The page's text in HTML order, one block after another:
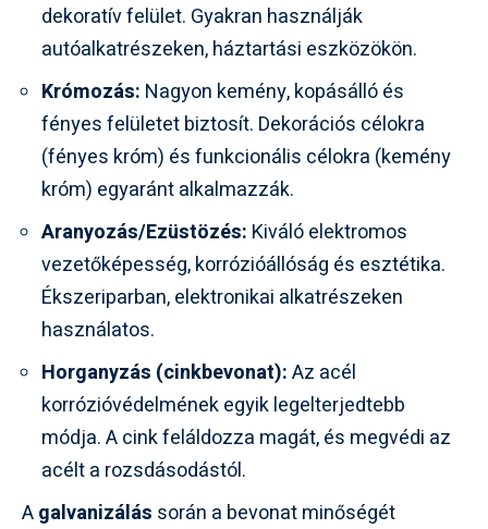
dekoratív felület. Gyakran használják
autóalkatrészeken, háztartási eszközökön.
Krómozás: Nagyon kemény, kopásálló és
fényes felületet biztosít. Dekorációs célokra
(fényes króm) és funkcionális célokra (kemény
króm) egyaránt alkalmazzák.
Aranyozás/Ezüstözés: Kiváló elektromos
vezetőképesség, korrózióállóság és esztétika.
Ékszeriparban, elektronikai alkatrészeken
használatos.
Horganyzás (cinkbevonat):Az acél
korrózióvédelmének egyik legelterjedtebb
módja. A cink feláldozza magát, és megvédi az
acélt a rozsdásodástól.
Agalvanizálás során a bevonat minőségét